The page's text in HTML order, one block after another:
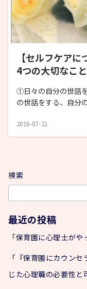
【セルフケア
4つの大切なこと
①日々の自分の世話
の世話をする、自分
2016-07-21
検索
最近の投稿
「保育園に心理士がや
「『保育園にカウン
じた心理職の必要性と